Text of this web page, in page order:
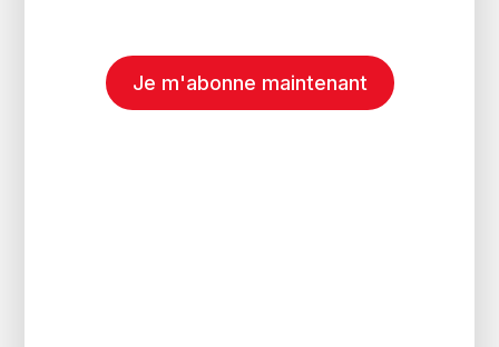
Je m'abonne maintenant